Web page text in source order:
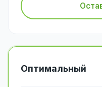
Оптимальный